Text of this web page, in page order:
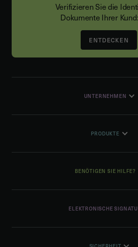
Verifizieren Sie die
Dokumente Ihrer
ENTDECKEN
UNTERNEHMEN
PRODUKTE
BENÖTIGEN SIE HILFE?
ELEKTRONISCHE